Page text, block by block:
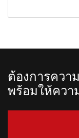
ต้องการควา
พร้อมให้คว